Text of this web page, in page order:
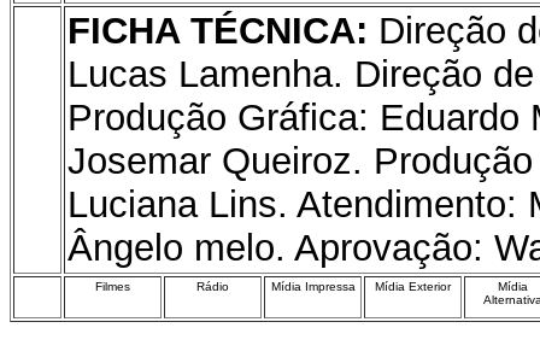
FICHA TÉCNICA: Direção
Lucas Lamenha. Direção
Produção Gráfica:
Josemar Queiroz.
Luciana Lins. Atendimento:
Ângelo melo. Aprovação:
Filmes Rádio Mídia Impressa Mídia Exterior
Mídia